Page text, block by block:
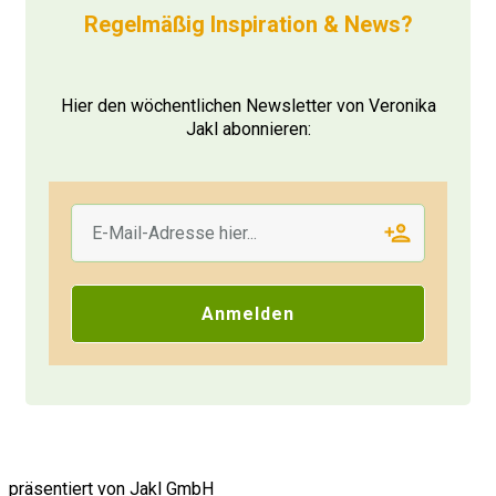
Verantwortung appellieren. Zum Beispiel:
sicher arbeitet?"
Was man nicht machen sollte:
Ein Best-Practice-Beispiel hergeben und
vorkauen zum genauen Nachmachen. Das
Einflussbedürfnis nicht so gut an.
Hier eignet sich eher: "Wie könnten wir die
Regelmäßig Inspiration & News?
Hier den wöchentlichen Newsletter von Veronika
Jakl abonnieren:
Anmelden
präsentiert von Jakl GmbH